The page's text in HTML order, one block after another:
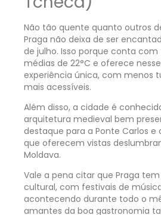
Não tão quente quanto outros
Praga não deixa de ser
de julho. Isso porque conta
médias de 22°C e oferece
experiência única, com menos
mais acessíveis.
Além disso, a cidade é
arquitetura medieval bem
destaque para a Ponte Carlos e
que oferecem vistas
Moldava.
Vale a pena citar que Praga
cultural, com festivais de
acontecendo durante todo o
amantes da boa gastronomia